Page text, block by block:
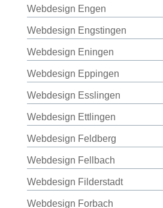
Webdesign Engen
Webdesign Engstingen
Webdesign Eningen
Webdesign Eppingen
Webdesign Esslingen
Webdesign Ettlingen
Webdesign Feldberg
Webdesign Fellbach
Webdesign Filderstadt
Webdesign Forbach